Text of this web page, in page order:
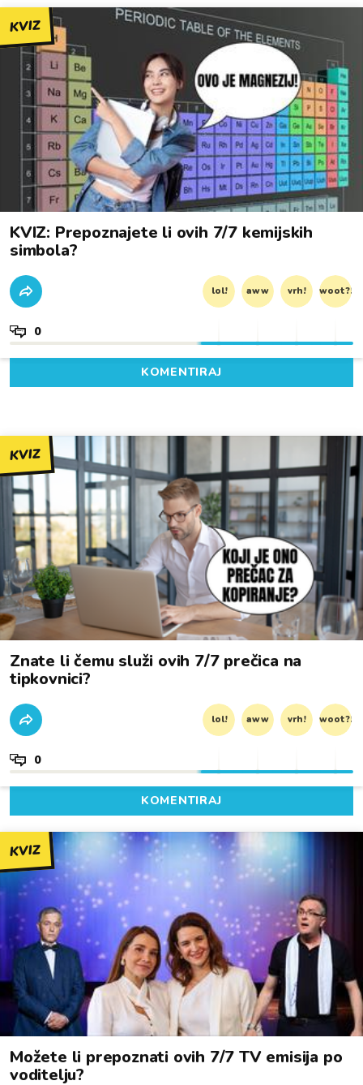
KVIZ
KVIZ: Prepoznajete li ovih 7/7 kemijskih
simbola?
lol! aww vrh! woot?!
0
KOMENTIRAJ
KVIZ
Znate li čemu služi ovih 7/7 prečica na
tipkovnici?
lol! aww vrh! woot?!
0
KOMENTIRAJ
KVIZ
Možete li prepoznati ovih 7/7 TV emisija po
voditelju?